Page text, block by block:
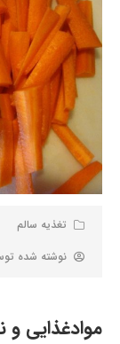
تغذیه سالم
نوشته شده
موادغذایی و